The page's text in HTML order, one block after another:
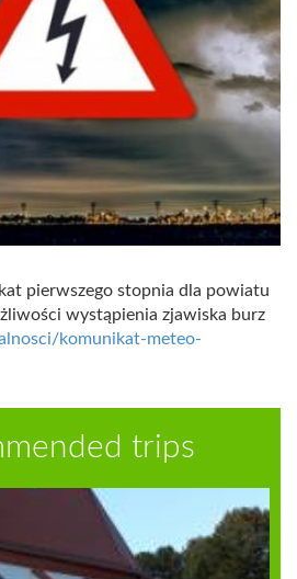
pierwszego stopnia dla powiatu
wystąpienia zjawiska burz
komunikat-meteo-
trips